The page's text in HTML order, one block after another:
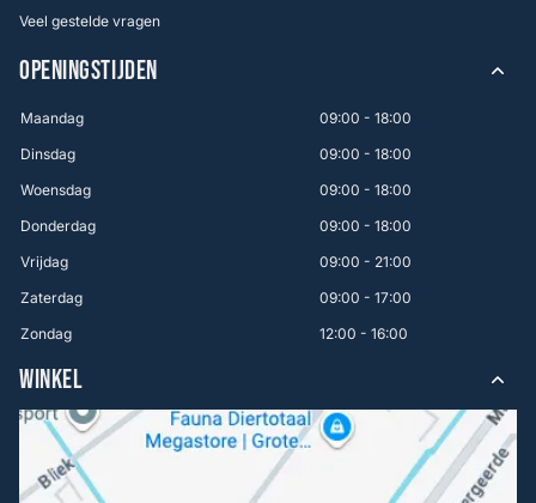
Veel gestelde vragen
OPENINGSTIJDEN
Maandag
09:00 - 18:00
Dinsdag
09:00 - 18:00
Woensdag
09:00 - 18:00
Donderdag
09:00 - 18:00
Vrijdag
09:00 - 21:00
Zaterdag
09:00 - 17:00
Zondag
12:00 - 16:00
WINKEL